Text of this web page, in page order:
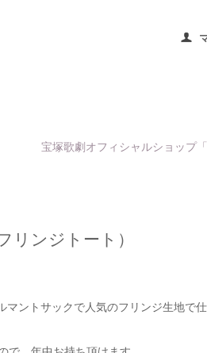
宝塚歌劇オフィシャルショッ
リンジトート）
ントサックで人気のフリンジ生地で仕